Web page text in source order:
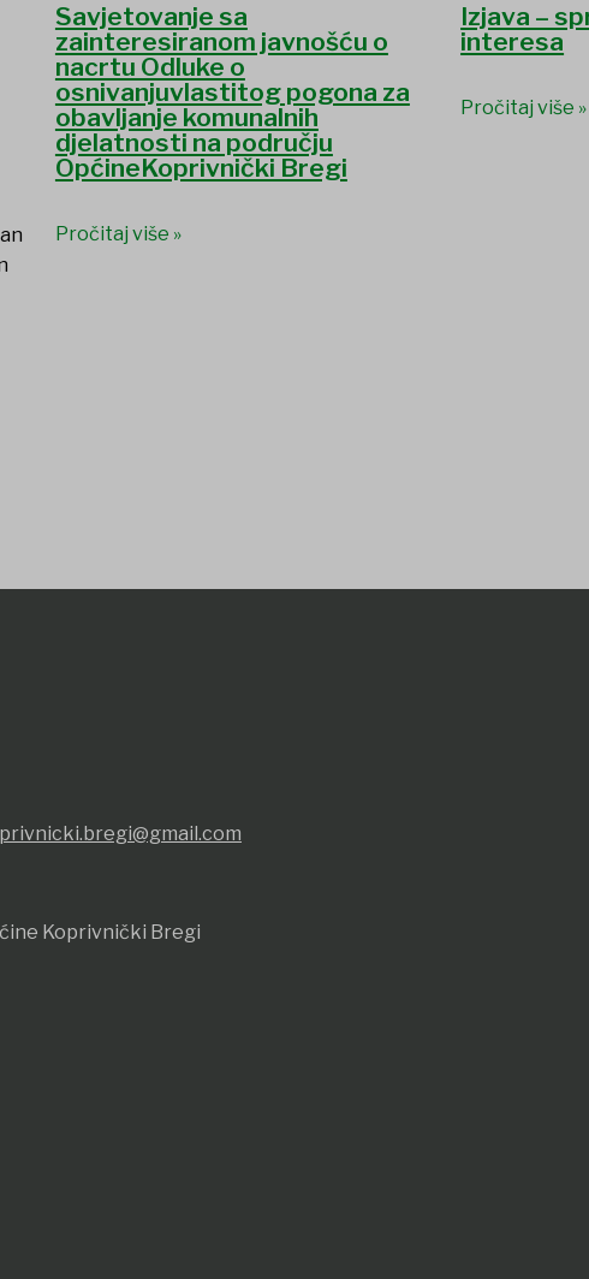
Savjetovanje sa
zainteresiranom javnošću o
nacrtu Odluke o
osnivanjuvlastitog pogona za
obavljanje komunalnih
djelatnosti na području
OpćineKoprivnički Bregi
Pročitaj više »
Izjava –
interesa
Pročitaj više »
Koprivnički Bregi